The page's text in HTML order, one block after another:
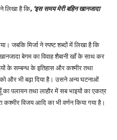
ने लिखा है कि, ‘इस समय मेरी बहिन खानजादा
जबकि मिर्जा ने स्पष्ट शब्दों में लिखा है कि
बेगम का विवाह शैबानी खाँ के साथ कर
के सम्बन्ध के इतिहास और कश्मीर तथा
को और भी बढ़ा दिया है। उसने अन्य घटनाओं
का पलायन तथा लाहौर में सब भाइयों का एकत्र
कश्मीर विजय आदि का भी वर्णन किया गया है।